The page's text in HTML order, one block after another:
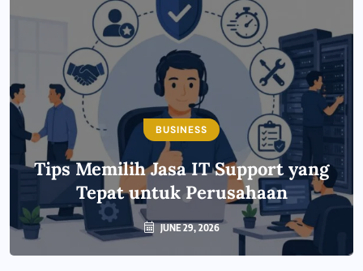
BUSINESS
Tips Memilih Jasa IT Support yang
Tepat untuk Perusahaan
JUNE 29, 2026